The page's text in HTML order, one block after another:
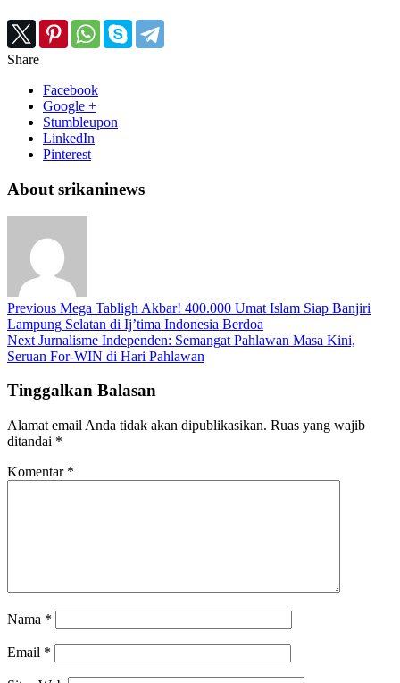
Share
Facebook
Google +
Stumbleupon
LinkedIn
Pinterest
About srikaninews
Previous Mega Tabligh Akbar! 400.000 Umat Islam Siap Banjiri
Lampung Selatan di Ij’tima Indonesia Berdoa
Next Jurnalisme Independen: Semangat Pahlawan Masa Kini,
Seruan For-WIN di Hari Pahlawan
Tinggalkan Balasan
Alamat email Anda tidak akan dipublikasikan. Ruas yang wajib
ditandai *
Komentar *
Nama *
Email *